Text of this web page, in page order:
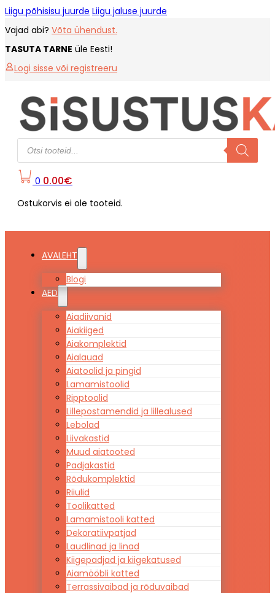
Liigu põhisisu juurde Liigu jaluse juurde
Vajad abi? Võta ühendust.
TASUTA TARNE üle Eesti!
Logi sisse või registreeru
Products
search
0 0.00€
Ostukorvis ei ole tooteid.
AVALEHT
Blogi
AED
Aiadiivanid
Aiakiiged
Aiakomplektid
Aialauad
Aiatoolid ja pingid
Lamamistoolid
Ripptoolid
Lillepostamendid ja lillealused
Lebolad
Liivakastid
Muud aiatooted
Padjakastid
Rõdukomplektid
Riiulid
Toolikatted
Lamamistooli katted
Dekoratiivpatjad
Laudlinad ja linad
Kiigepadjad ja kiigekatused
Aiamööbli katted
Terrassivaibad ja rõduvaibad